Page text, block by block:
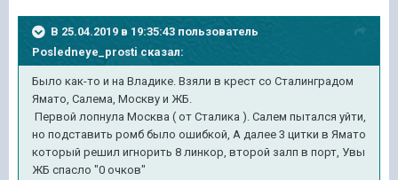
В 25.04.2019 в 19:35:43 пользователь
Posledneye_prosti сказал:
Было как-то и на Владике. Взяли в крест со Сталинградом
Ямато, Салема, Москву и ЖБ.
Первой лопнула Москва ( от Сталика ). Салем пытался уйти,
но подставить ромб было ошибкой, А далее 3 цитки в Ямато
который решил игнорить 8 линкор, второй залп в порт, Увы
ЖБ спасло "0 очков"